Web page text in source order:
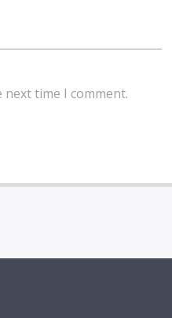
time I comment.